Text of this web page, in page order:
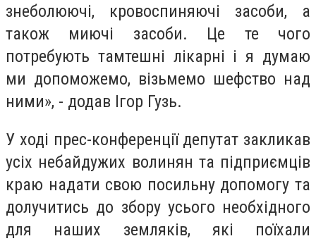
знеболюючі, кровоспиняючі засоби, а
також миючі засоби. Це те чого
потребують тамтешні лікарні і я думаю
ми допоможемо, візьмемо шефство над
ними», - додав Ігор Гузь.
У ході прес-конференції депутат закликав
усіх небайдужих волинян та підприємців
краю надати свою посильну допомогу та
долучитись до збору усього необхідного
для наших земляків, які поїхали